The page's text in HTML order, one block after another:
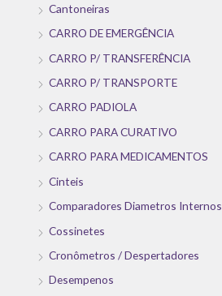
Cantoneiras
CARRO DE EMERGÊNCIA
CARRO P/ TRANSFERÊNCIA
CARRO P/ TRANSPORTE
CARRO PADIOLA
CARRO PARA CURATIVO
CARRO PARA MEDICAMENTOS
Cinteis
Comparadores Diametros Internos
Cossinetes
Cronômetros / Despertadores
Desempenos